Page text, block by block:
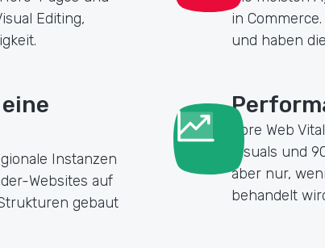
Editing,
in
und haben
Instanzen
Websites auf
gebaut
Core Web
Visuals und
aber nur,
behandelt